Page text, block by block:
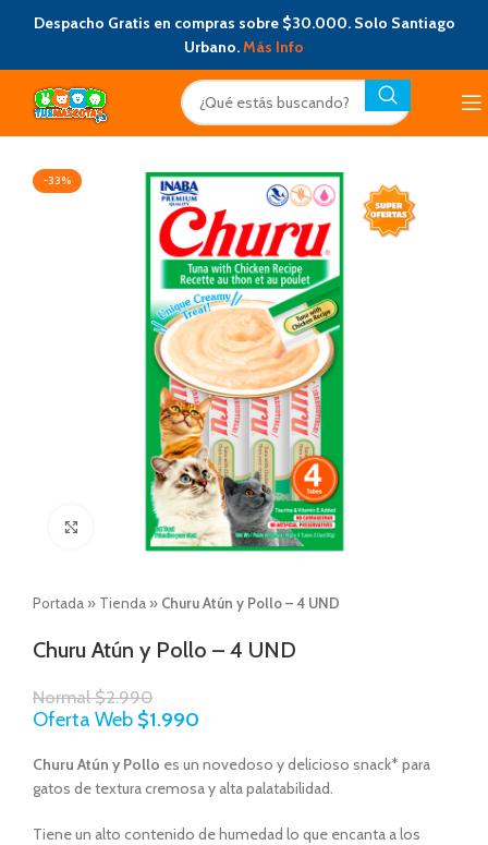
Despacho Gratis en compras sobre $30.000. Solo Santiago
Urbano.Más Info
-33%
Click to enlarge
Portada » Tienda » Churu Atún y Pollo – 4 UND
Churu Atún y Pollo – 4 UND
Normal$2.990
Oferta Web $1.990
Churu Atún y Pollo es un novedoso y delicioso snack* para
gatos de textura cremosa y alta palatabilidad.
Tiene un alto contenido de humedad lo que encanta a los